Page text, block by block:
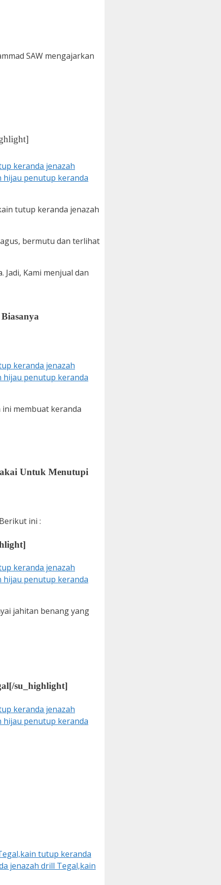
SAW mengajarkan
tutup keranda jenazah
bermutu dan terlihat
Kami menjual dan
membuat keranda
Untuk Menutupi
ini :
jahitan benang yang
[/su_highlight]